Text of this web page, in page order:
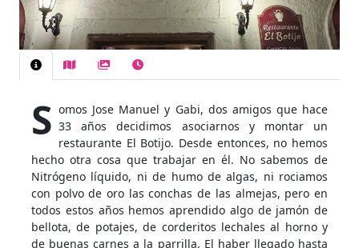
S omos Jose Manuel y Gabi, dos amigos que hace
33 años decidimos asociarnos y montar un
restaurante El Botijo. Desde entonces, no hemos
hecho otra cosa que trabajar en él. No sabemos de
Nitrógeno líquido, ni de humo de algas, ni rociamos
con polvo de oro las conchas de las almejas, pero en
todos estos años hemos aprendido algo de jamón de
bellota, de potajes, de corderitos lechales al horno y
de buenas carnes a la parrilla. El haber llegado hasta